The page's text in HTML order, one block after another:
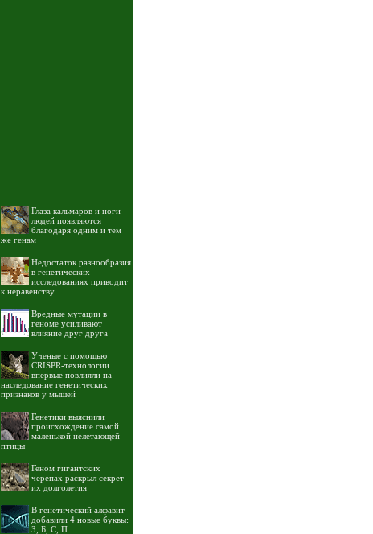
Глаза кальмаров и ноги
людей появляются
благодаря одним и тем
же генам
Недостаток разнообразия
в генетических
исследованиях приводит
к неравенству
Вредные мутации в
геноме усиливают
влияние друг друга
Ученые с помощью
CRISPR-технологии
впервые повлияли на
наследование генетических
признаков у мышей
Генетики выяснили
происхождение самой
маленькой нелетающей
птицы
Геном гигантских
черепах раскрыл секрет
их долголетия
В генетический алфавит
добавили 4 новые буквы:
З, Б, С, П